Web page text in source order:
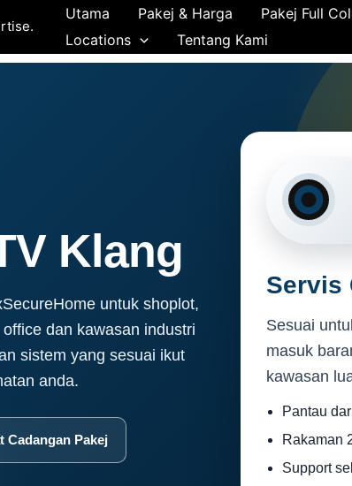
Utama Pakej & Harga Pakej Full
Locations
Tentang Kami
Klang
untuk shoplot,
dan kawasan industri
sistem yang sesuai ikut
anda.
Cadangan Pakej
Servis
Sesuai
masuk
kawasan
Pantau
Rakaman
Support